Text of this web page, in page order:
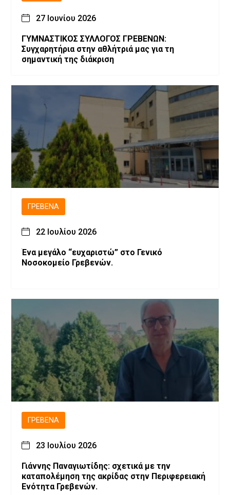
27 Ιουνίου 2026
ΓΥΜΝΑΣΤΙΚΟΣ ΣΥΛΛΟΓΟΣ ΓΡΕΒΕΝΩΝ:
Συγχαρητήρια στην αθλήτριά μας για τη
σημαντική της διάκριση
ΓΡΕΒΕΝΆ
22 Ιουλίου 2026
Ένα μεγάλο “ευχαριστώ” στο Γενικό
Νοσοκομείο Γρεβενών.
ΓΡΕΒΕΝΆ
23 Ιουλίου 2026
Γιάννης Παναγιωτίδης: σχετικά με την
καταπολέμηση της ακρίδας στην Περιφερειακή
Ενότητα Γρεβενών.